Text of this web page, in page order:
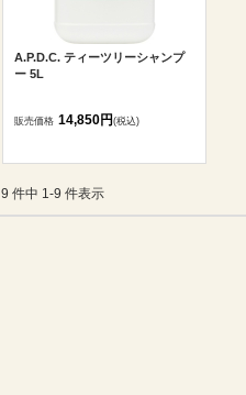
A.P.D.C. ティーツリーシャンプ
ー 5L
販売価格 14,850円(税込)
9 件中 1-9 件表示